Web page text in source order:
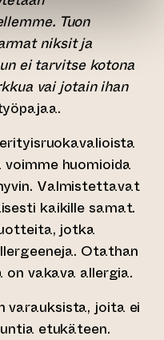
Tuon
niksit ja
ei tarvitse kotona
vai jotain ihan
huomioida
Valmistettavat
kaikille samat.
jotka
Otathan
vakava allergia.
varauksista, joita ei
etukäteen.